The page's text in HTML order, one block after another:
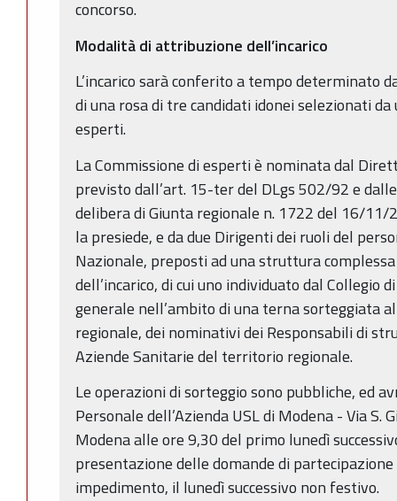
concorso.
Modalità di attribuzione dell’incarico
L’incarico sarà conferito a tempo determinato
di una rosa di tre candidati idonei selezionati da
esperti.
La Commissione di esperti è nominata dal
previsto dall’art. 15-ter del DLgs 502/92 e
delibera di Giunta regionale n. 1722 del 16/
la presiede, e da due Dirigenti dei ruoli del
Nazionale, preposti ad una struttura
dell’incarico, di cui uno individuato dal Collegio
generale nell’ambito di una terna sorteggiata
regionale, dei nominativi dei Responsabili di
Aziende Sanitarie del territorio regionale.
Le operazioni di sorteggio sono pubbliche, ed
Personale dell’Azienda USL di Modena - Via S.
Modena alle ore 9,30 del primo lunedì
presentazione delle domande di
impedimento, il lunedì successivo non festivo.